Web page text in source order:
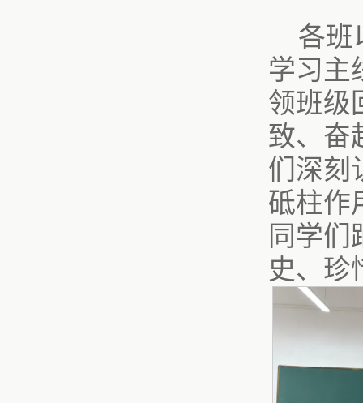
各班
学习主
领班级
致、奋
们深刻
砥柱作
同学
史、珍